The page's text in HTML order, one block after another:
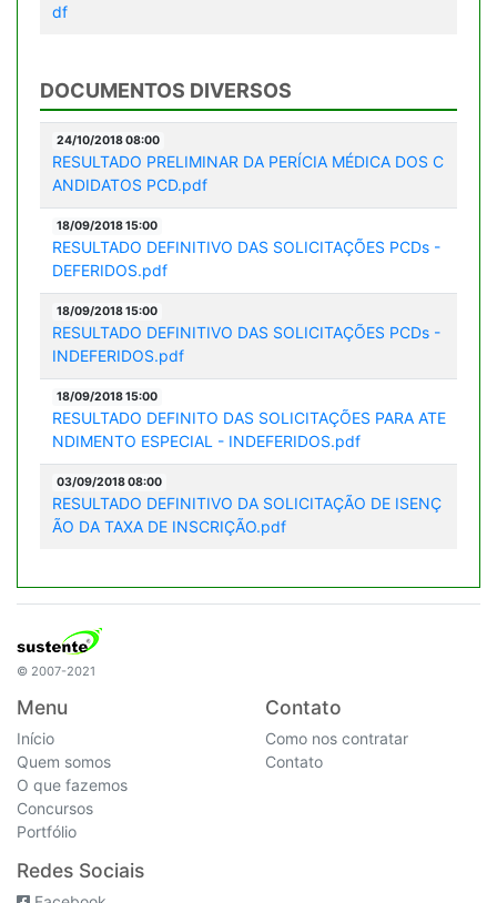
df
DOCUMENTOS DIVERSOS
24/10/2018 08:00
RESULTADO PRELIMINAR DA PERÍCIA MÉDICA DOS C
ANDIDATOS PCD.pdf
18/09/2018 15:00
RESULTADO DEFINITIVO DAS SOLICITAÇÕES PCDs -
DEFERIDOS.pdf
18/09/2018 15:00
RESULTADO DEFINITIVO DAS SOLICITAÇÕES PCDs -
INDEFERIDOS.pdf
18/09/2018 15:00
RESULTADO DEFINITO DAS SOLICITAÇÕES PARA ATE
NDIMENTO ESPECIAL - INDEFERIDOS.pdf
03/09/2018 08:00
RESULTADO DEFINITIVO DA SOLICITAÇÃO DE ISENÇ
ÃO DA TAXA DE INSCRIÇÃO.pdf
© 2007-2021
Menu
Início
Quem somos
O que fazemos
Concursos
Portfólio
Contato
Como nos contratar
Contato
Redes Sociais